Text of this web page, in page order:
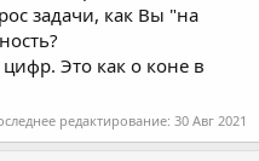
задачи, как Вы "на
цифр. Это как о коне в
редактирование: 30 Авг 2021